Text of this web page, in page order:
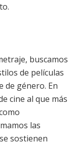
buscamos
de películas
de género. En
cine al que más
las
sostienen